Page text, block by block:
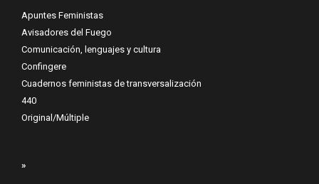
Apuntes Feministas
Avisadores del Fuego
Comunicación, lenguajes y cultura
Confingere
Cuadernos feministas de transversalización
440
Original/Múltiple
»